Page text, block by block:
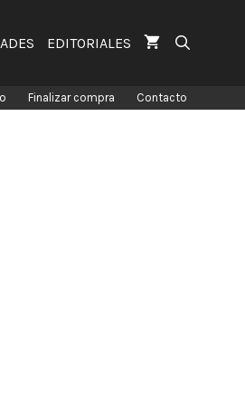
EDITORIALES
Finalizar compra Contacto